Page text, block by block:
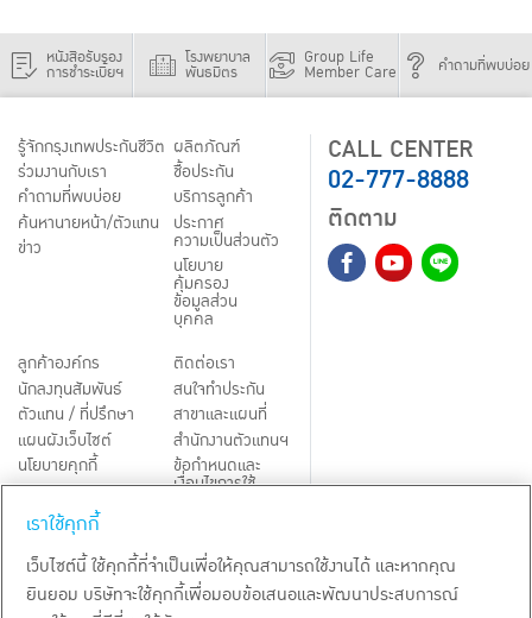
หนังสือรับรอง
การชำระเบี้ยฯ
โรงพยาบาล
พันธมิตร
Group Life
Member Care คำถามที่พบบ่อย
รู้จักกรุงเทพประกันชีวิต
ร่วมงานกับเรา
คำถามที่พบบ่อย
ค้นหานายหน้า/ตัวแทน
ข่าว
ผลิตภัณฑ์
ชื้อประกัน
บริการลูกค้า
ประกาศ
ความเป็นส่วนตัว
นโยบาย
คุ้มครอง
ข้อมูลส่วน
บุคคล
ลูกค้าองค์กร
นักลงทุนสัมพันธ์
ตัวแทน / ที่ปรึกษา
แผนผังเว็บไซต์
นโยบายคุกกี้
Third-Party Notices
ติดต่อเรา
สนใจทำประกัน
สาขาและแผนที่
สำนักงานตัวแทนฯ
ข้อกำหนดและ
เงื่อนไขการใช้
CALL CENTER
02-777-8888
ติดตาม
TH EN
เราใช้คุกกี้
เว็บไซต์นี้ ใช้คุกกี้ที่จำเป็นเพื่อให้คุณสามารถใช้งานได้ และหากคุณ
ยินยอม บริษัทจะใช้คุกกี้เพื่อมอบข้อเสนอและพัฒนาประสบการณ์